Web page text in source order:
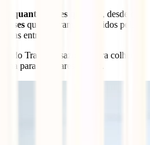
quantas vezes quiseres , desde que
meses que te foram concedidos pela
entradas.
Trabalho sazonal: para colher
para solicitares o visto.